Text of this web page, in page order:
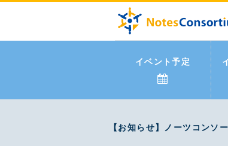
イベント予定
【お知らせ】ノーツコンソ